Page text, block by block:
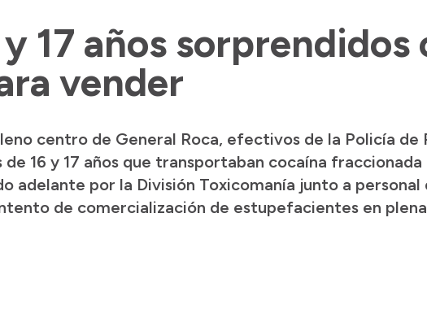
17 años sorprendidos
vender
centro de General Roca, efectivos de la Policía de
16 y 17 años que transportaban cocaína
adelante por la División Toxicomanía junto a personal
de comercialización de estupefacientes en